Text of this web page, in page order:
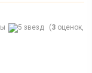
(3оценок,